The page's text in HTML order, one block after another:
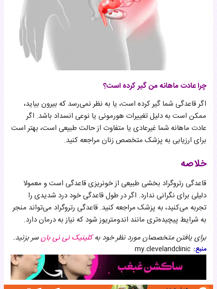
چرا عادت ماهانه من گیر کرده است؟
اگر قاعدگی شما گیر کرده است، یا به نظر نمی‌رسد که بیرون بیاید،
ممکن است به دلیل تغییرات هورمونی یا نوعی انسداد باشد. اگر
عادت ماهانه شما غیرعادی یا متفاوت از حالت طبیعی است، بهتر است
برای ارزیابی به پزشک متخصص زنان مراجعه کنید.
خلاصه
قاعدگی رتروگراد بخشی طبیعی از خونریزی قاعدگی است و معمولا
دلیلی برای نگرانی ندارد. اگر در طول قاعدگی خود درد شدیدی را
تجربه می‌کنید، به پزشک مراجعه کنید. قاعدگی رتروگراد می‌تواند منجر
به شرایط پیچیده‌تری مانند اندومتریوز شود که نیاز به درمان دارد.
برای یافتن متخصصان مورد نظر خود بهکلینیک نی نی بانسر بزنید.
منبع: my.clevelandclinic